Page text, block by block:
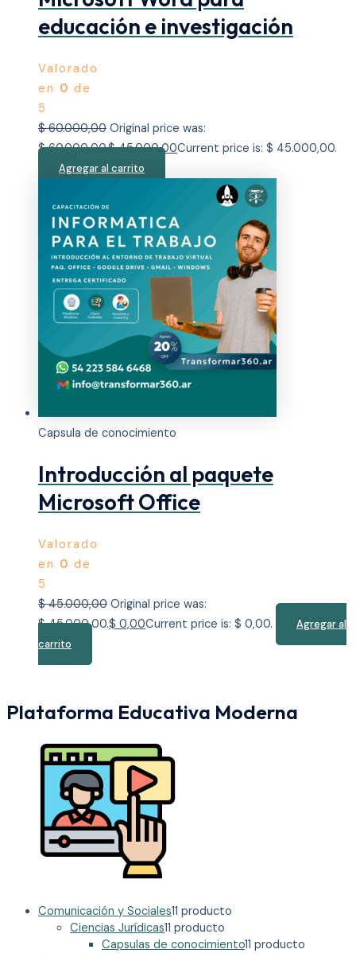
educación e investigación
Valorado
en 0 de
5
$60.000,00 Original price was:
$ 60.000,00.$45.000,00Current price is: $ 45.000,00.
Agregar al carrito
Capsula de conocimiento
Introducción al paquete
Microsoft Office
Valorado
en 0 de
5
$45.000,00 Original price was:
$ 45.000,00.$ 0,00Current price is: $ 0,00.
Agregar al
carrito
Plataforma Educativa Moderna
Comunicación y Sociales11 producto
Ciencias Jurídicas11 producto
Capsulas de conocimiento11 producto